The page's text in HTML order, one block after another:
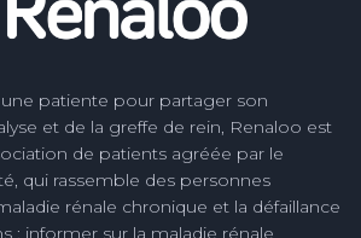
patiente pour partager son
et de la greffe de rein, Renaloo est
de patients agréée par le
qui rassemble des personnes
rénale chronique et la défaillance
: informer sur la maladie rénale